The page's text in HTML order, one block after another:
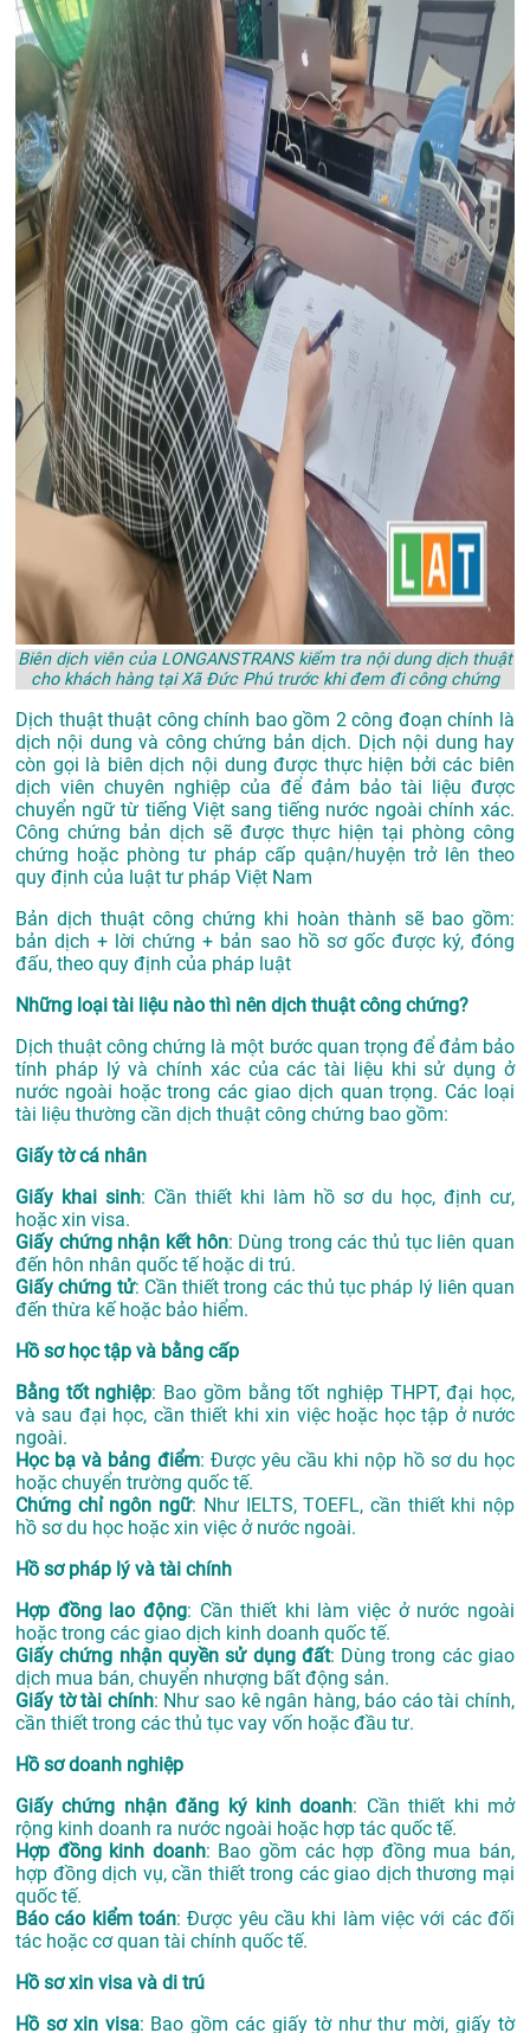
Biên dịch viên của LONGANSTRANS kiểm tra nội dung dịch thuật
cho khách hàng tại Xã Đức Phú trước khi đem đi công chứng
Dịch thuật thuật công chính bao gồm 2 công đoạn chính là
dịch nội dung và công chứng bản dịch. Dịch nội dung hay
còn gọi là biên dịch nội dung được thực hiện bởi các biên
dịch viên chuyên nghiệp của để đảm bảo tài liệu được
chuyển ngữ từ tiếng Việt sang tiếng nước ngoài chính xác.
Công chứng bản dịch sẽ được thực hiện tại phòng công
chứng hoặc phòng tư pháp cấp quận/huyện trở lên theo
quy định của luật tư pháp Việt Nam
Bản dịch thuật công chứng khi hoàn thành sẽ bao gồm:
bản dịch + lời chứng + bản sao hồ sơ gốc được ký, đóng
đấu, theo quy định của pháp luật
Những loại tài liệu nào thì nên dịch thuật công chứng?
Dịch thuật công chứng là một bước quan trọng để đảm bảo
tính pháp lý và chính xác của các tài liệu khi sử dụng ở
nước ngoài hoặc trong các giao dịch quan trọng. Các loại
tài liệu thường cần dịch thuật công chứng bao gồm:
Giấy tờ cá nhân
Giấy khai sinh: Cần thiết khi làm hồ sơ du học, định cư,
hoặc xin visa.
Giấy chứng nhận kết hôn: Dùng trong các thủ tục liên quan
đến hôn nhân quốc tế hoặc di trú.
Giấy chứng tử: Cần thiết trong các thủ tục pháp lý liên quan
đến thừa kế hoặc bảo hiểm.
Hồ sơ học tập và bằng cấp
Bằng tốt nghiệp: Bao gồm bằng tốt nghiệp THPT, đại học,
và sau đại học, cần thiết khi xin việc hoặc học tập ở nước
ngoài.
Học bạ và bảng điểm: Được yêu cầu khi nộp hồ sơ du học
hoặc chuyển trường quốc tế.
Chứng chỉ ngôn ngữ: Như IELTS, TOEFL, cần thiết khi nộp
hồ sơ du học hoặc xin việc ở nước ngoài.
Hồ sơ pháp lý và tài chính
Hợp đồng lao động: Cần thiết khi làm việc ở nước ngoài
hoặc trong các giao dịch kinh doanh quốc tế.
Giấy chứng nhận quyền sử dụng đất: Dùng trong các giao
dịch mua bán, chuyển nhượng bất động sản.
Giấy tờ tài chính: Như sao kê ngân hàng, báo cáo tài chính,
cần thiết trong các thủ tục vay vốn hoặc đầu tư.
Hồ sơ doanh nghiệp
Giấy chứng nhận đăng ký kinh doanh: Cần thiết khi mở
rộng kinh doanh ra nước ngoài hoặc hợp tác quốc tế.
Hợp đồng kinh doanh: Bao gồm các hợp đồng mua bán,
hợp đồng dịch vụ, cần thiết trong các giao dịch thương mại
quốc tế.
Báo cáo kiểm toán: Được yêu cầu khi làm việc với các đối
tác hoặc cơ quan tài chính quốc tế.
Hồ sơ xin visa và di trú
Hồ sơ xin visa: Bao gồm các giấy tờ như thư mời, giấy tờ